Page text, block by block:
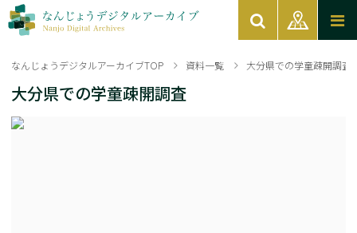
なんじょうデジタルアーカイブTOP 資料一覧 大分県での学童疎開調査
大分県での学童疎開調査